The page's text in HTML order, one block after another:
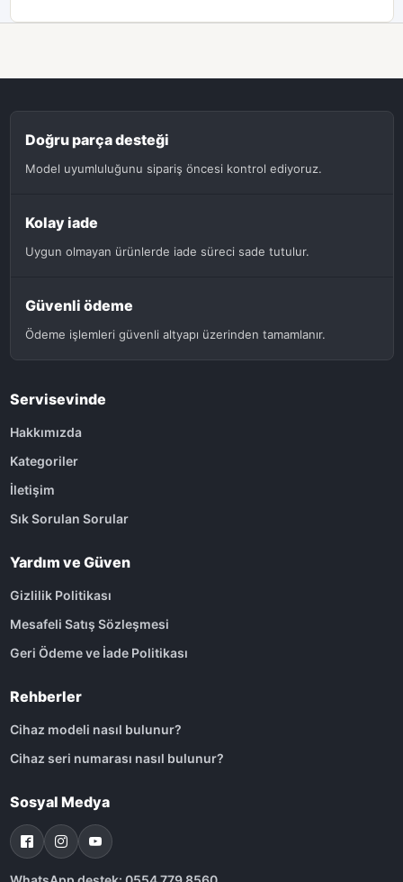
Doğru parça desteği
Model uyumluluğunu sipariş öncesi kontrol ediyoruz.
Kolay iade
Uygun olmayan ürünlerde iade süreci sade tutulur.
Güvenli ödeme
Ödeme işlemleri güvenli altyapı üzerinden tamamlanır.
Servisevinde
Hakkımızda
Kategoriler
İletişim
Sık Sorulan Sorular
Yardım ve Güven
Gizlilik Politikası
Mesafeli Satış Sözleşmesi
Geri Ödeme ve İade Politikası
Rehberler
Cihaz modeli nasıl bulunur?
Cihaz seri numarası nasıl bulunur?
Sosyal Medya